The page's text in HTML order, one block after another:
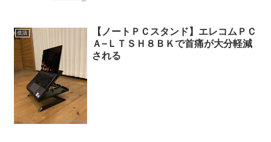
生活
【ノートＰＣスタンド】エレコムＰＣ
Ａ−ＬＴＳＨ８ＢＫで首痛が大分軽減
される